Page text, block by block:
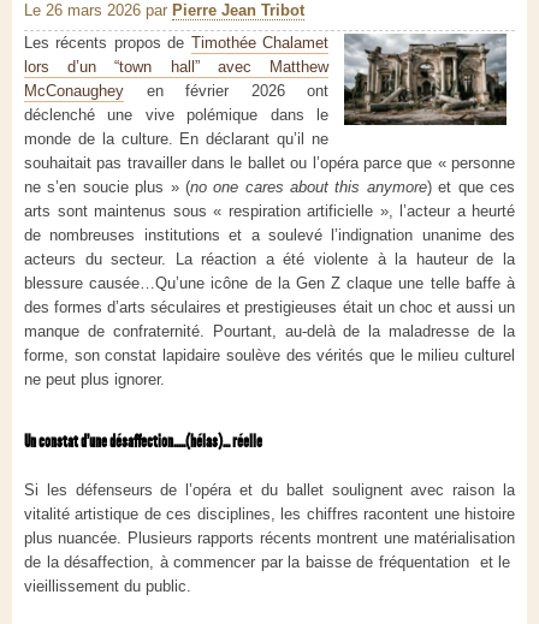
Le 26 mars 2026 par Pierre Jean Tribot
Les récents propos de Timothée Chalamet
lors d’un “town hall” avec Matthew
McConaughey en février 2026 ont
déclenché une vive polémique dans le
monde de la culture. En déclarant qu’il ne
souhaitait pas travailler dans le ballet ou l’opéra parce que « personne
ne s’en soucie plus » (no one cares about this anymore) et que ces
arts sont maintenus sous « respiration artificielle », l’acteur a heurté
de nombreuses institutions et a soulevé l’indignation unanime des
acteurs du secteur. La réaction a été violente à la hauteur de la
blessure causée…Qu’une icône de la Gen Z claque une telle baffe à
des formes d’arts séculaires et prestigieuses était un choc et aussi un
manque de confraternité. Pourtant, au-delà de la maladresse de la
forme, son constat lapidaire soulève des vérités que le milieu culturel
ne peut plus ignorer.
Un constat d'une désaffection.....(hélas)... réelle
Si les défenseurs de l’opéra et du ballet soulignent avec raison la
vitalité artistique de ces disciplines, les chiffres racontent une histoire
plus nuancée. Plusieurs rapports récents montrent une matérialisation
de la désaffection, à commencer par la baisse de fréquentation et le
vieillissement du public.